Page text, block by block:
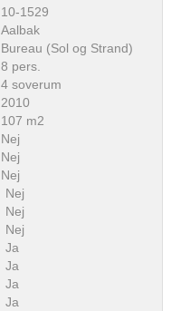
10-1529
Aalbak
Bureau (Sol og Strand)
8 pers.
4 soverum
2010
107 m2
Nej
Nej
Nej
Nej
Nej
Nej
Ja
Ja
Ja
Ja